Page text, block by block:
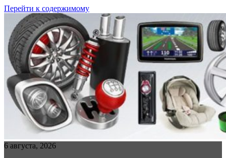
Перейти к содержимому
6 августа, 2026